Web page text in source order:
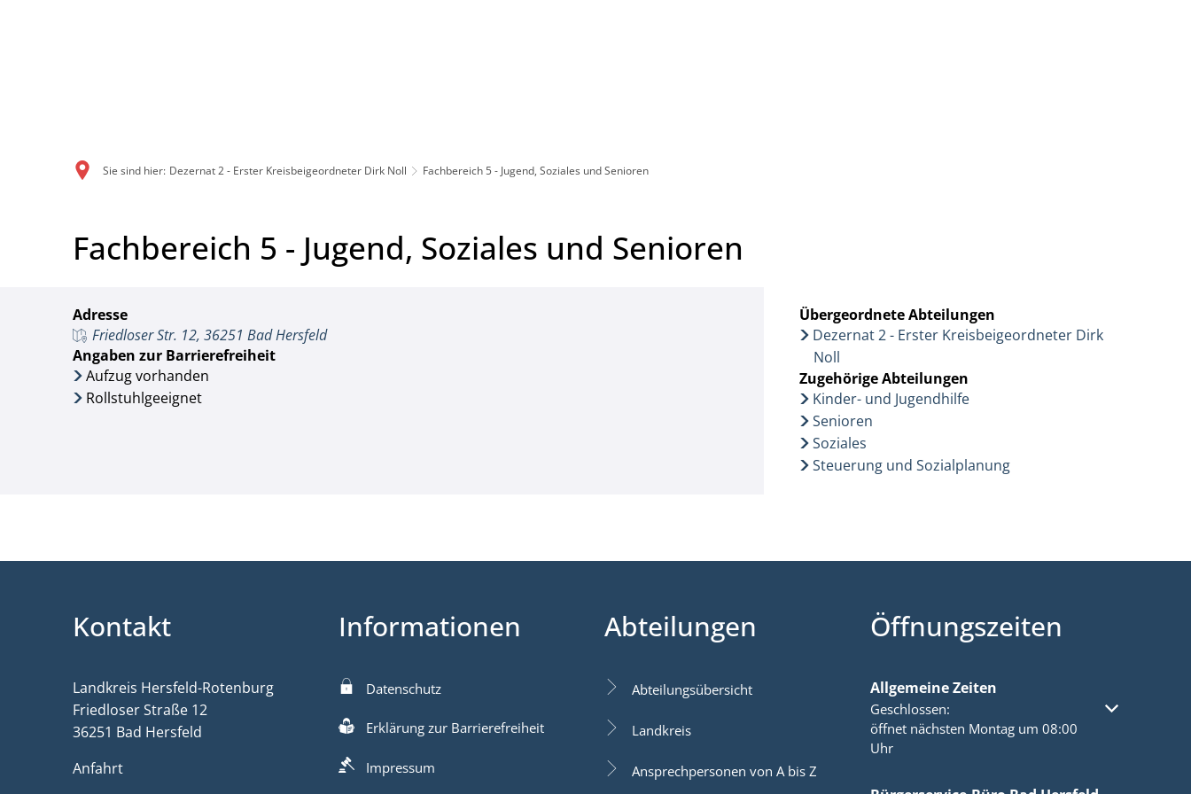
Sie sind hier: Dezernat 2 - Erster Kreisbeigeordneter Dirk Noll Fachbereich 5 - Jugend, Soziales und Senioren
Fachbereich 5 - Jugend, Soziales und Senioren
Adresse
Friedloser Str. 12, 36251 Bad Hersfeld
Angaben zur Barrierefreiheit
Aufzug vorhanden
Rollstuhlgeeignet
Übergeordnete Abteilungen
Dezernat 2 - Erster Kreisbeigeordneter Dirk
Noll
Zugehörige Abteilungen
Kinder- und Jugendhilfe
Senioren
Soziales
Steuerung und Sozialplanung
Kontakt
Landkreis Hersfeld-Rotenburg
Friedloser Straße 12
36251 Bad Hersfeld
Anfahrt
Informationen
Datenschutz
Erklärung zur Barrierefreiheit
Impressum
Abteilungen
Abteilungsübersicht
Landkreis
Ansprechpersonen von A bis Z
Öffnungszeiten
Allgemeine Zeiten
Klicken, um weitere Öffnungs- oder Schließzeiten
Geschlossen:
öffnet nächsten Montag um 08:00
Uhr